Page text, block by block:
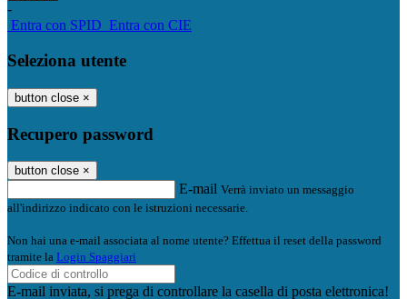
-
Entra con SPID Entra con CIE
Seleziona utente
button close ×
Recupero password
button close ×
E-mail Verrà inviato un messaggio
all'indirizzo indicato con le istruzioni necessarie.
Non hai una e-mail associata al nome utente? Effettua il reset della password
tramite la Login Spaggiari
E-mail inviata, si prega di controllare la casella di posta elettronica!